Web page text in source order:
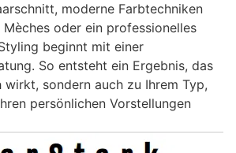
moderne Farbtechniken
oder ein professionelles
beginnt mit einer
So entsteht ein Ergebnis, das
sondern auch zu Ihrem Typ,
persönlichen Vorstellungen